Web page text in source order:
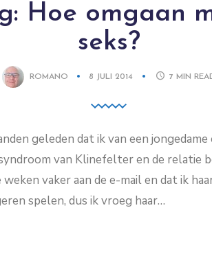
Hoe omgaan
seks?
ROMANO 8 JULI 2014 7 MIN
geleden dat ik van een
van Klinefelter en de relatie
vaker aan de e-mail en dat ik
spelen, dus ik vroeg haar…